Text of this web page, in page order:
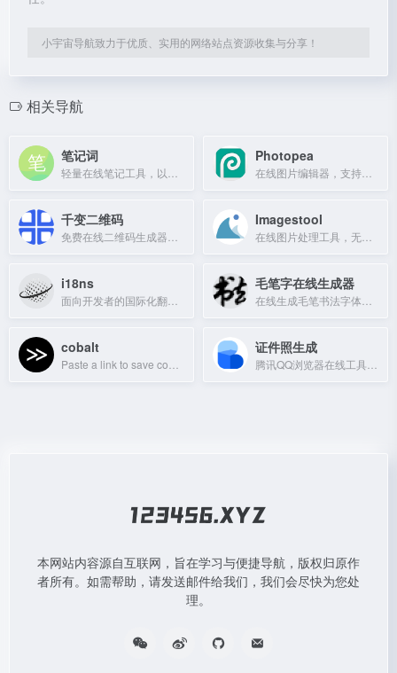
小宇宙导航致力于优质、实用的网络站点资源收集与分享！
相关导航
笔记词 Photopea
千变二维码 Imagestool
i18ns 毛笔字在线生成器
cobalt 证件照生成
本网站内容源自互联网，旨在学习与便捷导航，版权归原作
者所有。如需帮助，请发送邮件给我们，我们会尽快为您处
理。